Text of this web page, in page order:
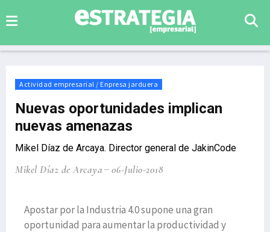
Actividad empresarial / Enpresa jarduera
Nuevas oportunidades implican
nuevas amenazas
Mikel Díaz de Arcaya. Director general de JakinCode
Mikel Díaz de Arcaya 06-Julio-2018
Apostar por la Industria 4.0 supone una gran
oportunidad para aumentar la productividad y